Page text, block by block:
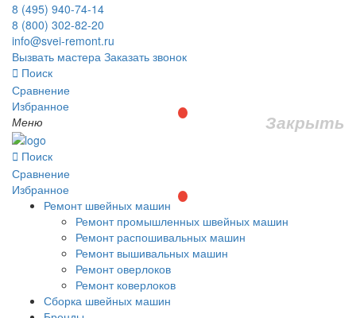
8 (495) 940-74-14
8 (800) 302-82-20
info@svei-remont.ru
Вызвать мастера Заказать звонок
Поиск
Сравнение
Избранное
Меню
Закрыть
Поиск
Сравнение
Избранное
Ремонт швейных машин
Ремонт промышленных швейных машин
Ремонт распошивальных машин
Ремонт вышивальных машин
Ремонт оверлоков
Ремонт коверлоков
Сборка швейных машин